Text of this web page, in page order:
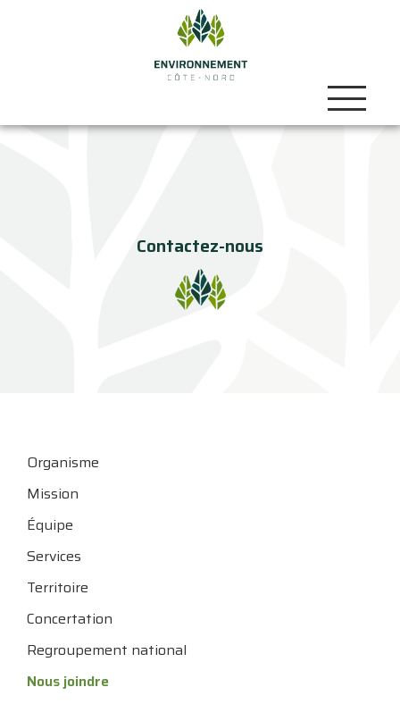
Contactez-nous
Organisme
Mission
Équipe
Services
Territoire
Concertation
Regroupement national
Nous joindre